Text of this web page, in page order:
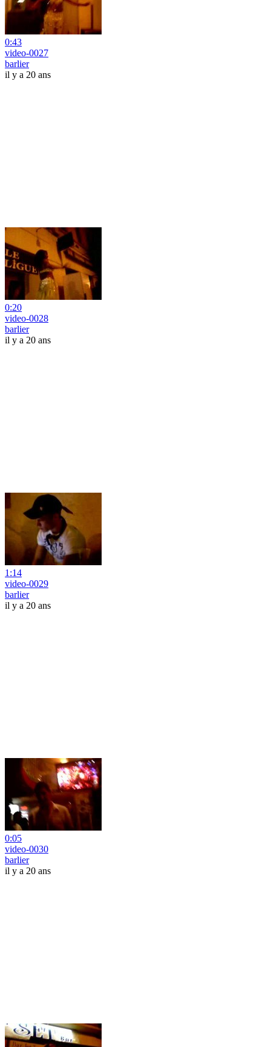
0:43
video-0027
barlier
il y a 20 ans
0:20
video-0028
barlier
il y a 20 ans
1:14
video-0029
barlier
il y a 20 ans
0:05
video-0030
barlier
il y a 20 ans